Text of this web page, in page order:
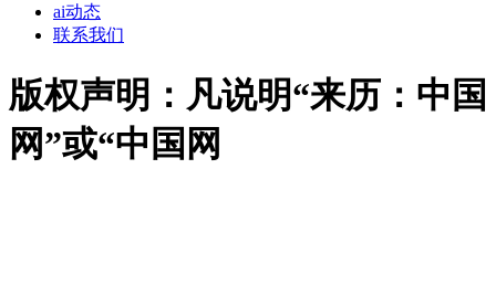
ai动态
联系我们
版权声明：凡说明“来历：中国
网”或“中国网